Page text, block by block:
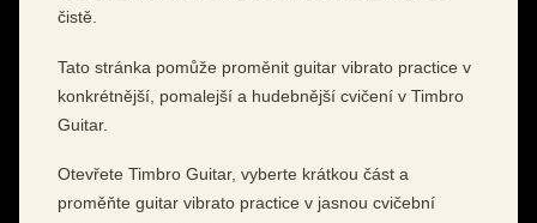
čistě.
Tato stránka pomůže proměnit guitar vibrato practice v
konkrétnější, pomalejší a hudebnější cvičení v Timbro
Guitar.
Otevřete Timbro Guitar, vyberte krátkou část a
proměňte guitar vibrato practice v jasnou cvičební